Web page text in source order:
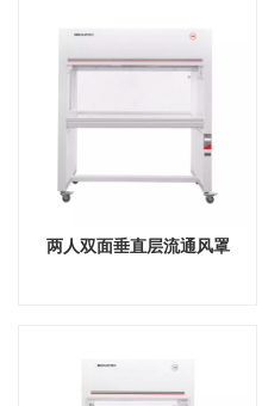
两人双面垂直层流通风罩